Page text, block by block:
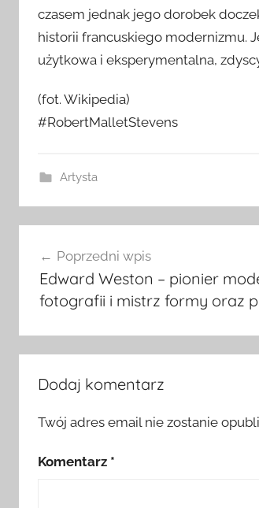
czasem jednak jego dorobek
historii francuskiego modernizmu.
użytkowa i eksperymentalna,
(fot. Wikipedia)
#RobertMalletStevens
Artysta
wpisuPoprzedni wpis
Edward Weston – pionier
fotografii i mistrz formy oraz
Dodaj komentarz
Twój adres email nie zostanie
Komentarz *